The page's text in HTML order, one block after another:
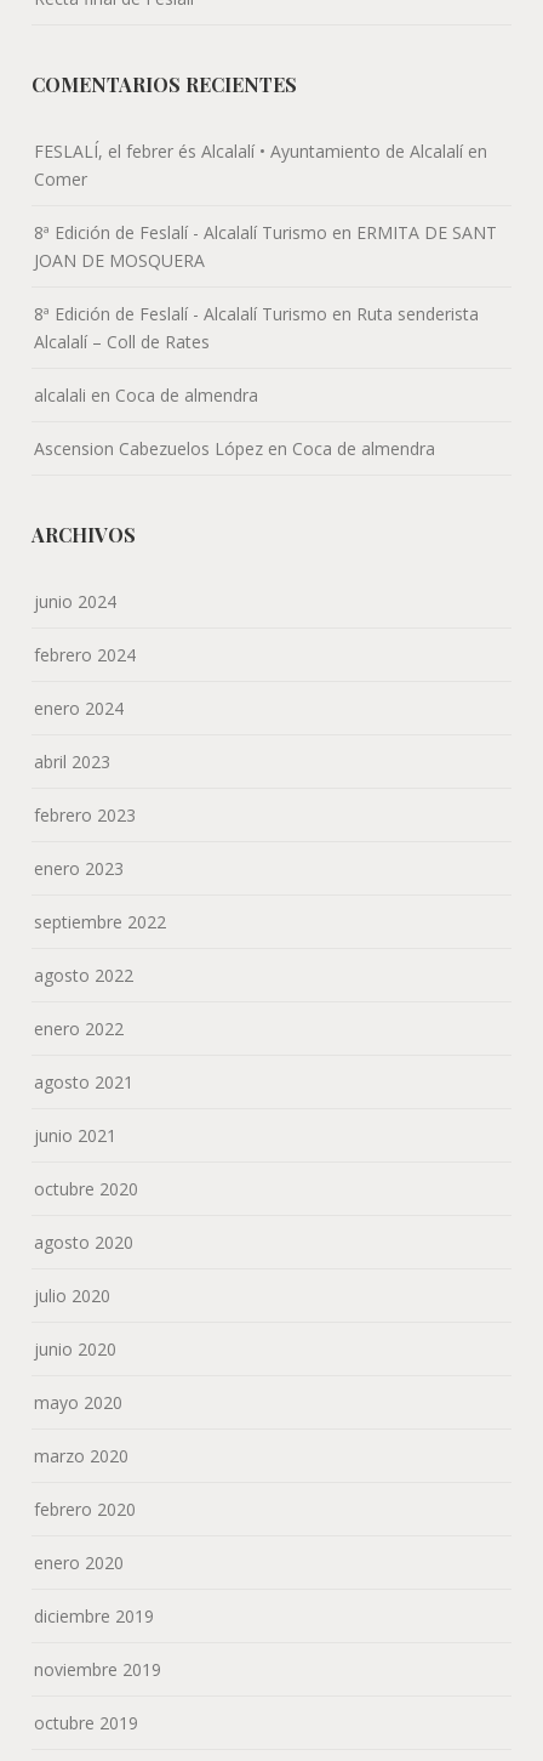
alcalalienCoca de almendra
febrero 2024
enero 2024
abril 2023
enero 2023
septiembre 2022
agosto 2022
enero 2022
agosto 2021
junio 2021
octubre 2020
agosto 2020
julio 2020
junio 2020
mayo 2020
marzo 2020
febrero 2020
enero 2020
diciembre 2019
noviembre 2019
octubre 2019
agosto 2019
junio 2019
abril 2019
marzo 2019
febrero 2019
enero 2019